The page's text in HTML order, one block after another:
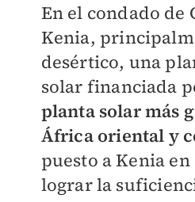
En el condado de
Kenia,
desértico, una
solar financiada
planta solar más
África oriental y
puesto a Kenia
lograr la